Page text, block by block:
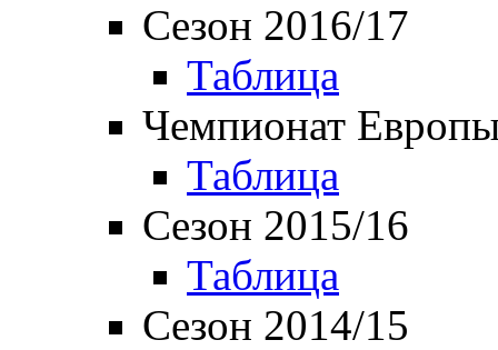
Сезон 2016/17
Таблица
Чемпионат
Таблица
Сезон 2015/16
Таблица
Сезон 2014/15